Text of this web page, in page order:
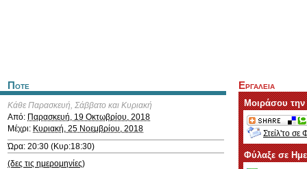
Ποτε
Κάθε Παρασκευή, Σάββατο και Κυριακή
Από: Παρασκευή, 19 Οκτωβρίου, 2018
Μέχρι: Κυριακή, 25 Νοεμβρίου, 2018
Ώρα: 20:30 (Κυρ:18:30)
(δες τις ημερομηνίες)
Εργαλεια
Μοιράσου
Στείλ'το σε
Φύλαξε σε